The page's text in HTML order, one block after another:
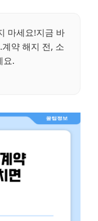
마세요!지금 바
약 해지 전, 소
요.